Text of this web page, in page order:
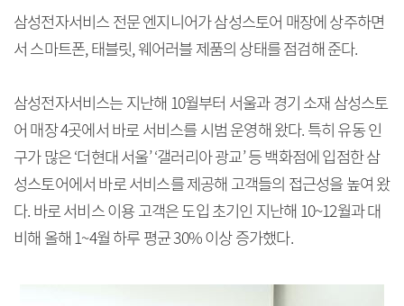
삼성전자서비스 전문 엔지니어가 삼성스토어 매장에 상주하면
서 스마트폰, 태블릿, 웨어러블 제품의 상태를 점검해 준다.
삼성전자서비스는 지난해 10월부터 서울과 경기 소재 삼성스토
어 매장 4곳에서 바로 서비스를 시범 운영해 왔다. 특히 유동 인
구가 많은 ‘더현대 서울’ ‘갤러리아 광교’ 등 백화점에 입점한 삼
성스토어에서 바로 서비스를 제공해 고객들의 접근성을 높여 왔
다. 바로 서비스 이용 고객은 도입 초기인 지난해 10~12월과 대
비해 올해 1~4월 하루 평균 30% 이상 증가했다.